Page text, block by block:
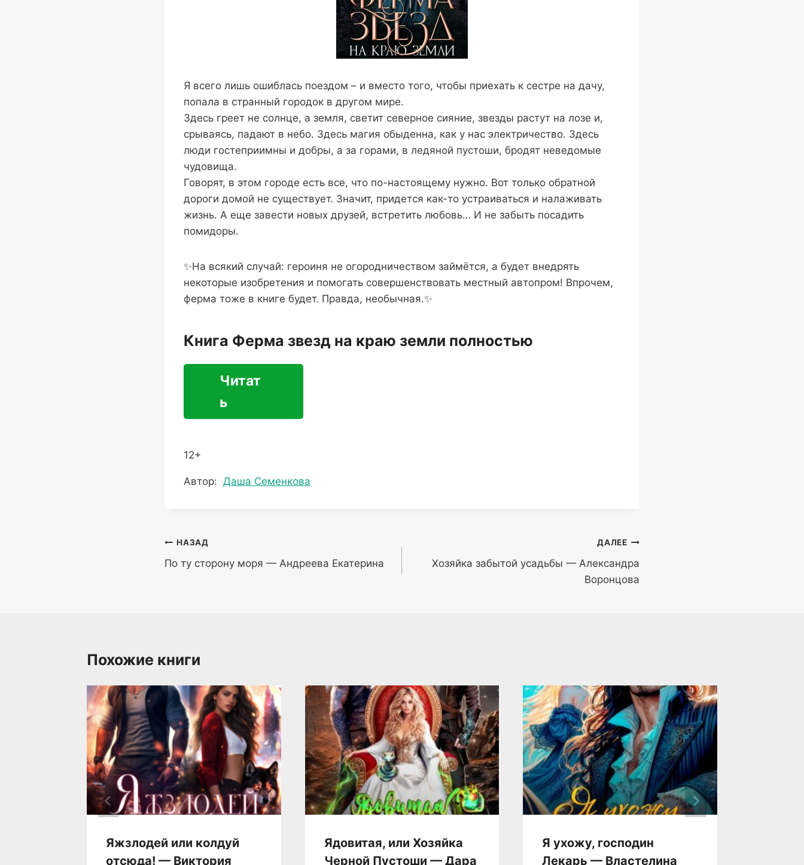
Я всего лишь ошиблась поездом – и вместо того, чтобы приехать к сестре на дачу,
попала в странный городок в другом мире.
Здесь греет не солнце, а земля, светит северное сияние, звезды растут на лозе и,
срываясь, падают в небо. Здесь магия обыденна, как у нас электричество. Здесь
люди гостеприимны и добры, а за горами, в ледяной пустоши, бродят неведомые
чудовища.
Говорят, в этом городе есть все, что по-настоящему нужно. Вот только обратной
дороги домой не существует. Значит, придется как-то устраиваться и налаживать
жизнь. А еще завести новых друзей, встретить любовь… И не забыть посадить
помидоры.
✨На всякий случай: героиня не огородничеством займётся, а будет внедрять
некоторые изобретения и помогать совершенствовать местный автопром! Впрочем,
ферма тоже в книге будет. Правда, необычная.✨
Книга Ферма звезд на краю земли полностью
Читат
ь
12+
Метки
Автор: Даша Семенкова
Навигация
по
НАЗАД
По ту сторону моря — Андреева Екатерина
ДАЛЕЕ
Хозяйка забытой усадьбы — Александра
Воронцова
Похожие книги
Яжзлодей или колдуй
отсюда! — Виктория
Ядовитая, или Хозяйка
Черной Пустоши — Дара
Я ухожу, господин
Лекарь — Властелина